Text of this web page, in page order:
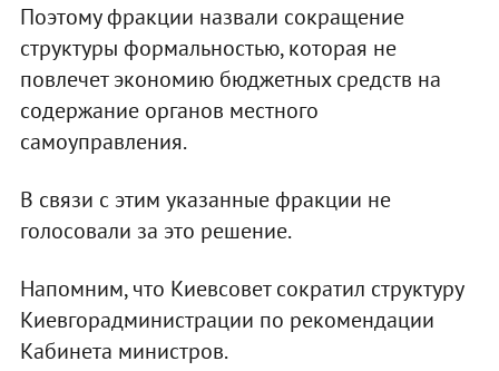
Поэтому фракции назвали сокращение
структуры формальностью, которая не
повлечет экономию бюджетных средств на
содержание органов местного
самоуправления.
В связи с этим указанные фракции не
голосовали за это решение.
Напомним, что Киевсовет сократил структуру
Киевгорадминистрации по рекомендации
Кабинета министров.